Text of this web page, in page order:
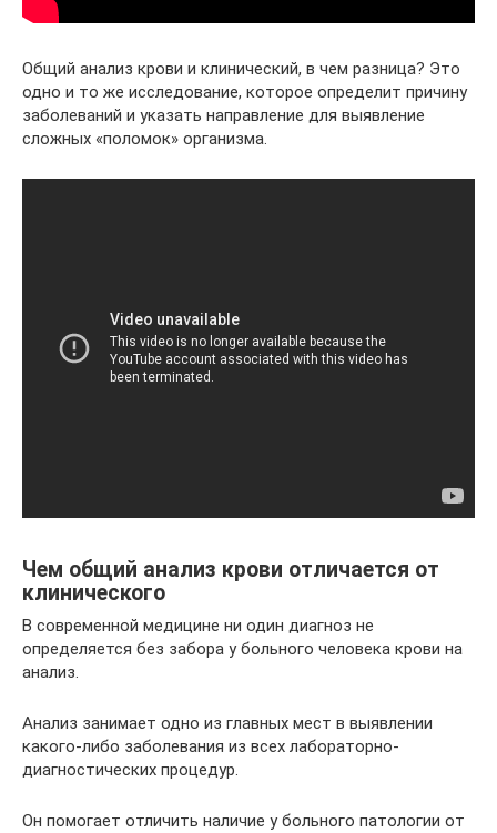
Общий анализ крови и клинический, в чем разница? Это
одно и то же исследование, которое определит причину
заболеваний и указать направление для выявление
сложных «поломок» организма.
Чем общий анализ крови отличается от
клинического
В современной медицине ни один диагноз не
определяется без забора у больного человека крови на
анализ.
Анализ занимает одно из главных мест в выявлении
какого-либо заболевания из всех лабораторно-
диагностических процедур.
Он помогает отличить наличие у больного патологии от